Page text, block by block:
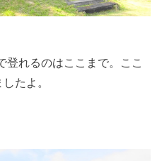
登れるのはここまで。ここ
たよ。